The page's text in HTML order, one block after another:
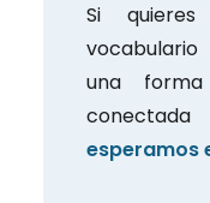
Si
una
esperamos